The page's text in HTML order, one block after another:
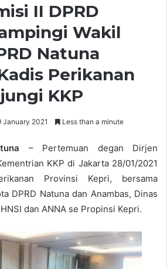
II DPRD
Wakil
Natuna
Perikanan
KKP
January 2021 Less than a minute
– Pertemuan degan Dirjen
KKP di Jakarta 28/01/2021
Provinsi Kepri, bersama
DPRD Natuna dan Anambas, Dinas
dan ANNA se Propinsi Kepri.